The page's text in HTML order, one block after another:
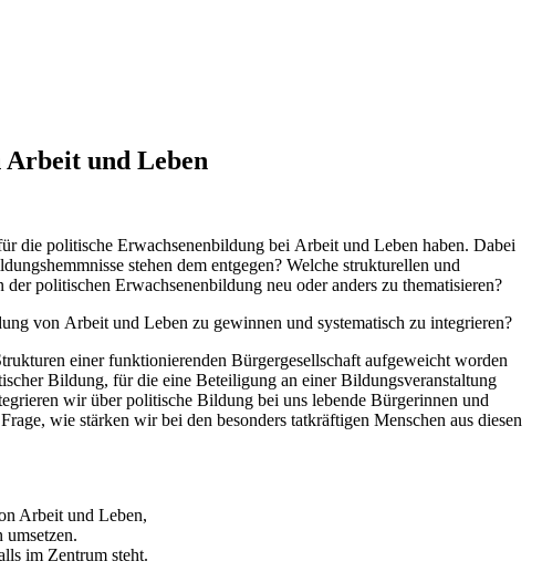
und Leben
die politische Erwachsenenbildung bei Arbeit und Leben haben. Dabei
stehen dem entgegen? Welche strukturellen und
politischen Erwachsenenbildung neu oder anders zu thematisieren?
von Arbeit und Leben zu gewinnen und systematisch zu integrieren?
einer funktionierenden Bürgergesellschaft aufgeweicht worden
Bildung, für die eine Beteiligung an einer Bildungsveranstaltung
wir über politische Bildung bei uns lebende Bürgerinnen und
wie stärken wir bei den besonders tatkräftigen Menschen aus diesen
Arbeit und Leben,
umsetzen.
im Zentrum steht.